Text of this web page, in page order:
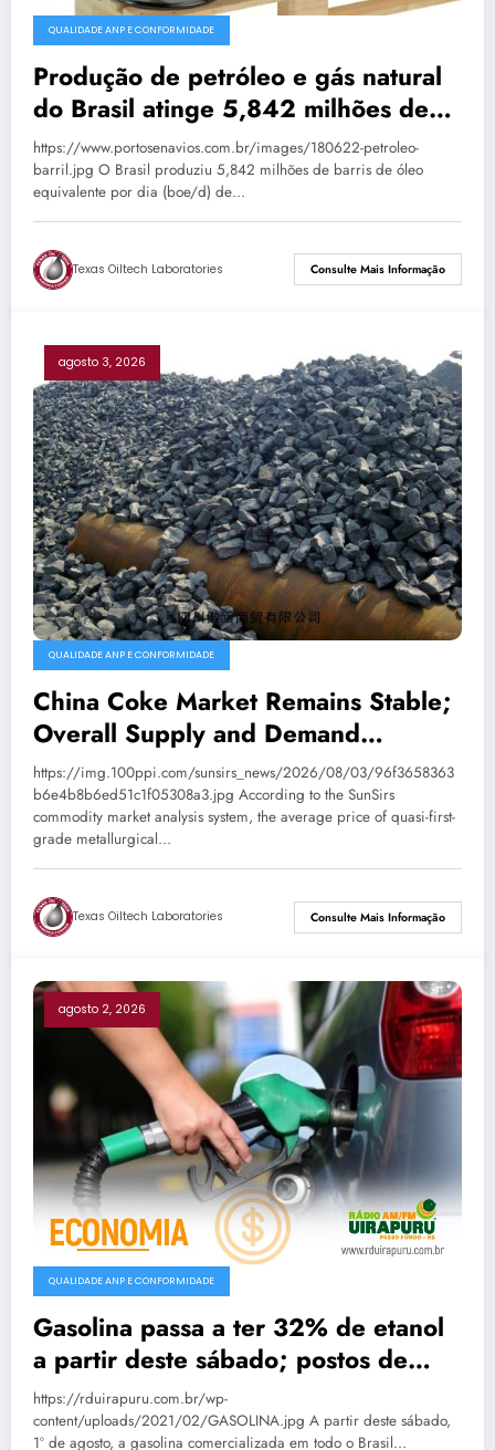
QUALIDADE ANP E CONFORMIDADE
Produção de petróleo e gás natural
do Brasil atinge 5,842 milhões de
boe/d em junho
https://www.portosenavios.com.br/images/180622-petroleo-
barril.jpg O Brasil produziu 5,842 milhões de barris de óleo
equivalente por dia (boe/d) de…
Texas Oiltech Laboratories Consulte Mais Informação
agosto 3, 2026
QUALIDADE ANP E CONFORMIDADE
China Coke Market Remains Stable;
Overall Supply and Demand
Balanced
https://img.100ppi.com/sunsirs_news/2026/08/03/96f3658363
b6e4b8b6ed51c1f05308a3.jpg According to the SunSirs
commodity market analysis system, the average price of quasi-first-
grade metallurgical…
Texas Oiltech Laboratories Consulte Mais Informação
agosto 2, 2026
QUALIDADE ANP E CONFORMIDADE
Gasolina passa a ter 32% de etanol
a partir deste sábado; postos de
Passo Fundo já aguardam nova
composição
https://rduirapuru.com.br/wp-
content/uploads/2021/02/GASOLINA.jpg A partir deste sábado,
1º de agosto, a gasolina comercializada em todo o Brasil…